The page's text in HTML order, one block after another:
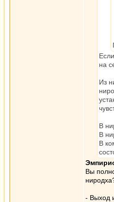
на
Из
В
В
В
Вы
- Выход